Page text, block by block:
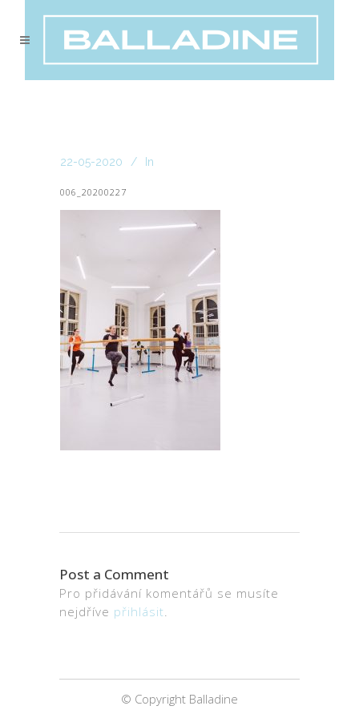
22-05-2020 In
006_20200227
Post a Comment
Pro přidávání komentářů se musíte
nejdříve přihlásit.
© Copyright Balladine